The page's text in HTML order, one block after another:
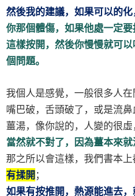
然後我的建議，如果可以的化
你那個體傷，如果他處一定
這樣按開，然後你慢慢就可
個問題。
我個人是感覺，一般很多人
嘴巴破，舌頭破了，或是流
薑湯，像你說的，人變的很虛
當然就不對了，因為薑本來就
那之所以會這樣，我們書本上
有揉開；
如果有按推開，熱源能進去